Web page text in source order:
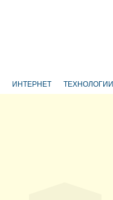
ИНТЕРНЕТ ТЕХНОЛОГИИ